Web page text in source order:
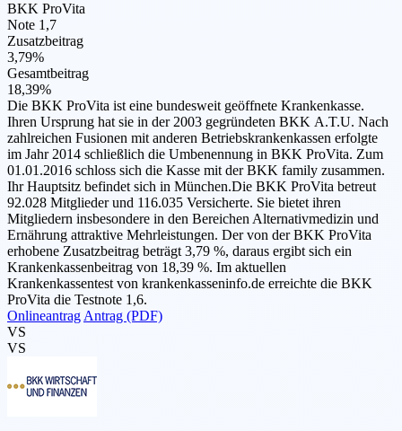
BKK ProVita
Note 1,7
Zusatzbeitrag
3,79%
Gesamtbeitrag
18,39%
Die BKK ProVita ist eine bundesweit geöffnete Krankenkasse.
Ihren Ursprung hat sie in der 2003 gegründeten BKK A.T.U. Nach
zahlreichen Fusionen mit anderen Betriebskrankenkassen erfolgte
im Jahr 2014 schließlich die Umbenennung in BKK ProVita. Zum
01.01.2016 schloss sich die Kasse mit der BKK family zusammen.
Ihr Hauptsitz befindet sich in München.Die BKK ProVita betreut
92.028 Mitglieder und 116.035 Versicherte. Sie bietet ihren
Mitgliedern insbesondere in den Bereichen Alternativmedizin und
Ernährung attraktive Mehrleistungen. Der von der BKK ProVita
erhobene Zusatzbeitrag beträgt 3,79 %, daraus ergibt sich ein
Krankenkassenbeitrag von 18,39 %. Im aktuellen
Krankenkassentest von krankenkasseninfo.de erreichte die BKK
ProVita die Testnote 1,6.
Onlineantrag Antrag (PDF)
VS
VS